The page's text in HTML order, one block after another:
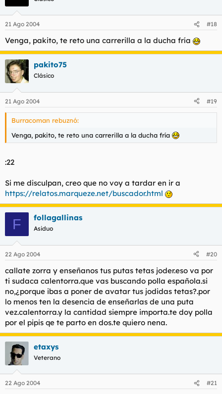
21 Ago 2004 #18
Venga, pakito, te reto una carrerilla a la ducha fría
pakito75
Clásico
21 Ago 2004 #19
Burracoman rebuznó:
Venga, pakito, te reto una carrerilla a la ducha fría
:22
Si me disculpan, creo que no voy a tardar en ir a
https://relatos.marqueze.net/buscador.html
F follagallinas
Asiduo
22 Ago 2004 #20
callate zorra y enseñanos tus putas tetas joder.eso va por
ti sudaca calentorra.que vas buscando polla española.si
no,¿porque ibas a poner de avatar tus jodidas tetas?.por
lo menos ten la desencia de enseñarlas de una puta
vez.calentorra.y la cantidad siempre importa.te doy polla
por el pipis qe te parto en dos.te quiero nena.
etaxys
Veterano
22 Ago 2004 #21